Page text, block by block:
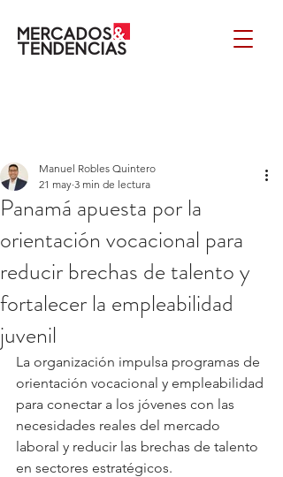
Panamá apuesta por la
orientación vocacional para
reducir brechas de talento y
fortalecer la empleabilidad
juvenil
Manuel Robles Quintero
21 may 3 min de lectura
La organización impulsa programas de
orientación vocacional y empleabilidad
para conectar a los jóvenes con las
necesidades reales del mercado
laboral y reducir las brechas de talento
en sectores estratégicos.